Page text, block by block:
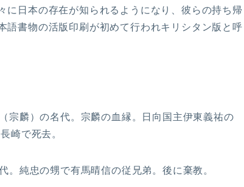
に日本の存在が知られるようになり、彼らの持ち帰
語書物の活版印刷が初めて行われキリシタン版と呼
宗麟）の名代。宗麟の血縁。日向国主伊東義祐の
崎で死去。
。純忠の甥で有馬晴信の従兄弟。後に棄教。